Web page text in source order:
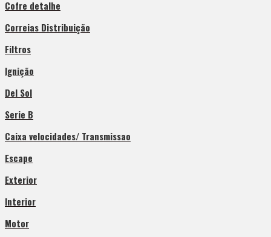
Cofre detalhe
Correias Distribuição
Filtros
Ignição
Del Sol
Serie B
Caixa velocidades/ Transmissao
Escape
Exterior
Interior
Motor